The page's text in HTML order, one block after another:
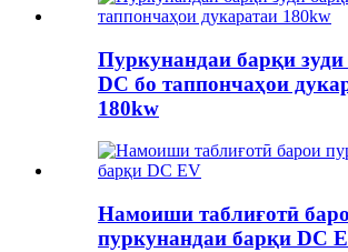
Пуркунандаи барқи
DC бо таппончаҳои
180kw
Намоиши таблиғотӣ
пуркунандаи барқи DC